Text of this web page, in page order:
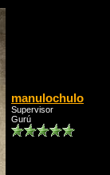
manulochulo
Supervisor
Gurú